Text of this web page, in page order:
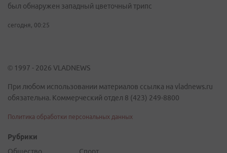
был обнаружен западный цветочный трипс
сегодня, 00:25
© 1997 - 2026 VLADNEWS
При любом использовании материалов ссылка на vladnews.ru
обязательна. Коммерческий отдел 8 (423) 249-8800
Политика обработки персональных данных
Рубрики